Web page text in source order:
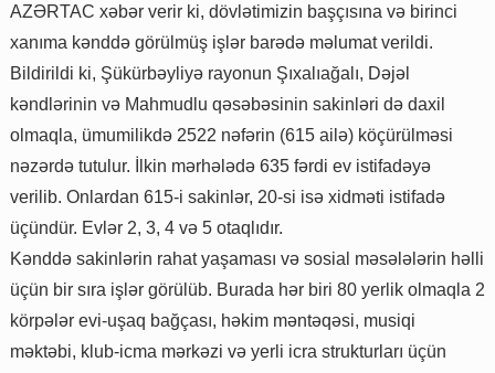
AZƏRTAC xəbər verir ki, dövlətimizin başçısına və birinci
xanıma kənddə görülmüş işlər barədə məlumat verildi.
Bildirildi ki, Şükürbəyliyə rayonun Şıxalıağalı, Dəjəl
kəndlərinin və Mahmudlu qəsəbəsinin sakinləri də daxil
olmaqla, ümumilikdə 2522 nəfərin (615 ailə) köçürülməsi
nəzərdə tutulur. İlkin mərhələdə 635 fərdi ev istifadəyə
verilib. Onlardan 615-i sakinlər, 20-si isə xidməti istifadə
üçündür. Evlər 2, 3, 4 və 5 otaqlıdır.
Kənddə sakinlərin rahat yaşaması və sosial məsələlərin həlli
üçün bir sıra işlər görülüb. Burada hər biri 80 yerlik olmaqla 2
körpələr evi-uşaq bağçası, həkim məntəqəsi, musiqi
məktəbi, klub-icma mərkəzi və yerli icra strukturları üçün